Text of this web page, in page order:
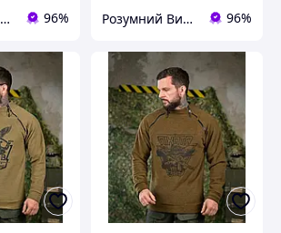
Розумний Вибір 96% Розумний Вибір 96%